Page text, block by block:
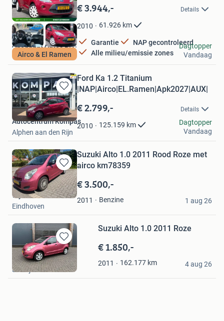
in
Mijn
Favorieten
Airco & El Ramen
€ 3.944,- Details
2010 61.926 km
Garantie
NAP gecontroleerd
Alle milieu/emissie zones
Adequaat Auto's B.V.
Ter Aar
Dagtopper
Vandaag
Bewaren
in
Mijn
Favorieten
Ford Ka 1.2 Titanium
|NAP|Airco|EL.Ramen|Apk2027|AUX|
€ 2.799,- Details
2010 125.159 km
Autocentrum Kompas
Alphen aan den Rijn
Dagtopper
Vandaag
Bewaren
in
Mijn
Favorieten
Suzuki Alto 1.0 2011 Rood Roze met
airco km78359
€ 3.500,-
2011 Benzine
wijdeven
Eindhoven
1 aug 26
Bewaren
in
Mijn
Favorieten
Suzuki Alto 1.0 2011 Roze
€ 1.850,-
2011 162.177 km
Maarten Hendriks
Schaijk
4 aug 26